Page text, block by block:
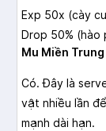
Exp 50x (cày
Drop 50%
Mu Miền
Có. Đây là
vật nhiều lần
mạnh dài hạn.